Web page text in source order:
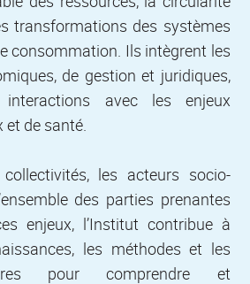
transformations des systèmes
consommation. Ils intègrent les
de gestion et juridiques,
avec les enjeux
de santé.
les acteurs socio-
des parties prenantes
enjeux, l’Institut contribue à
les méthodes et les
pour comprendre et